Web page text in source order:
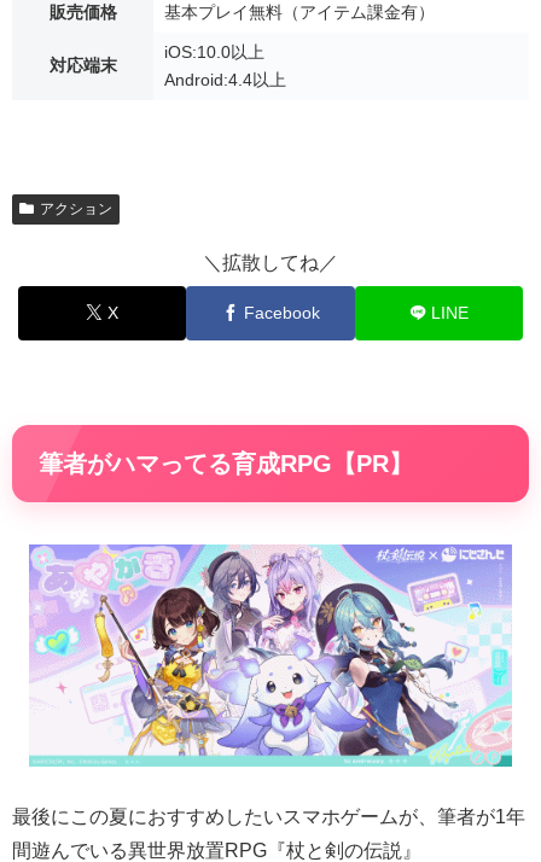
販売価格 基本プレイ無料（アイテム課金有）
対応端末
iOS:10.0以上
Android:4.4以上
アクション
＼拡散してね／
X Facebook LINE
筆者がハマってる育成RPG【PR】
最後にこの夏におすすめしたいスマホゲームが、筆者が1年
間遊んでいる異世界放置RPG『杖と剣の伝説』